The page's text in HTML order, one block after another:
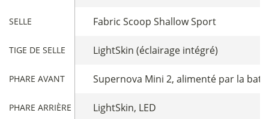
SELLE Fabric Scoop Shallow Sport
TIGE DE SELLE LightSkin (éclairage intégré)
PHARE AVANT Supernova Mini 2, alimenté par la
PHARE ARRIÈRE LightSkin, LED